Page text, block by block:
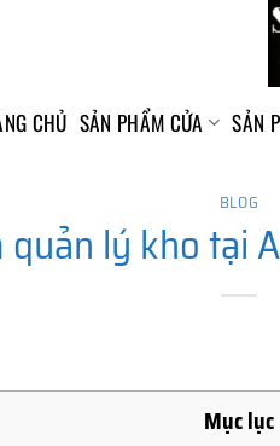
CHỦ SẢN PHẨM CỬA SẢN
BLOG
lý kho tại
Mục lục